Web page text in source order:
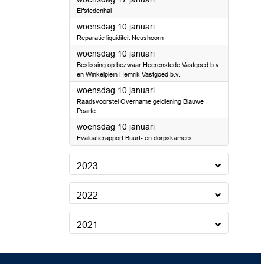
Elfstedenhal
woensdag 10 januari2024
Reparatie liquiditeit Neushoorn
woensdag 10 januari2024
Beslissing op bezwaar Heerenstede Vastgoed b.v.
en Winkelplein Hemrik Vastgoed b.v.
woensdag 10 januari2024
Raadsvoorstel Overname geldlening Blauwe
Poarte
woensdag 10 januari2024
Evaluatierapport Buurt- en dorpskamers
2023
2022
2021